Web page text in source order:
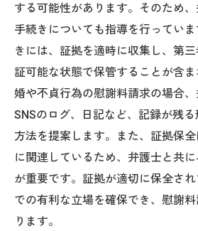
する可能性があります。そのため
手続きについても指導を行ってい
きには、証拠を適時に収集し、第
証可能な状態で保管することが含
婚や不貞行為の慰謝料請求の場合
SNSのログ、日記など、記録が残
方法を提案します。また、証拠保
に関連しているため、弁護士と共
が重要です。証拠が適切に保全さ
での有利な立場を確保でき、慰謝
ります。